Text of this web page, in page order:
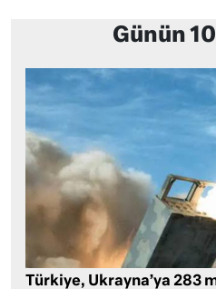
Günün
Türkiye, Ukrayna’ya 283